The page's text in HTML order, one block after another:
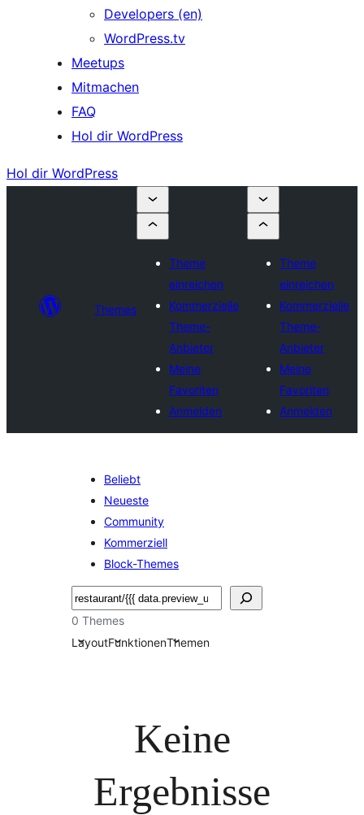
Developers (en)
WordPress.tv
Meetups
Mitmachen
FAQ
Hol dir WordPress
Hol dir WordPress
Themes
Theme
einreichen
Kommerzielle
Theme-
Anbieter
Meine
Favoriten
Anmelden
Theme
einreichen
Kommerzielle
Theme-
Anbieter
Meine
Favoriten
Anmelden
Beliebt
Neueste
Community
Kommerziell
Block-Themes
Suchen
0 Themes
LayoutFunktionenThemen
Keine
Ergebnisse